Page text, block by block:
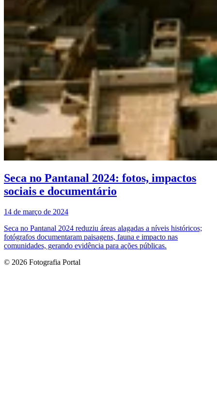
Seca no Pantanal 2024: fotos, impactos
sociais e documentário
14 de março de 2024
Seca no Pantanal 2024 reduziu áreas alagadas a níveis históricos;
fotógrafos documentaram paisagens, fauna e impacto nas
comunidades, gerando evidência para ações públicas.
© 2026 Fotografia Portal